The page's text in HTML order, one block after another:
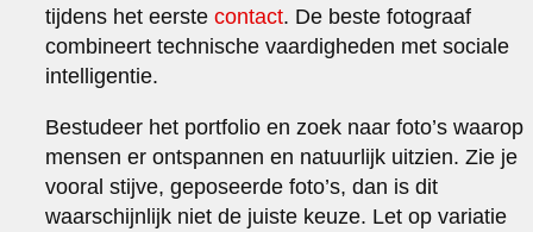
tijdens het eerstecontact. De beste fotograaf
combineert technische vaardigheden met sociale
intelligentie.
Bestudeer het portfolio en zoek naar foto’s waarop
mensen er ontspannen en natuurlijk uitzien. Zie je
vooral stijve, geposeerde foto’s, dan is dit
waarschijnlijk niet de juiste keuze. Let op variatie